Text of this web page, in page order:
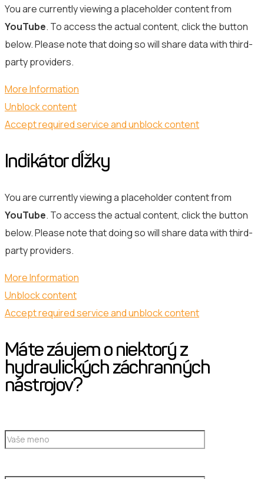
You are currently viewing a placeholder content from
YouTube. To access the actual content, click the button
below. Please note that doing so will share data with third-
party providers.
More Information
Unblock content
Accept required service and unblock content
Indikátor dĺžky
You are currently viewing a placeholder content from
YouTube. To access the actual content, click the button
below. Please note that doing so will share data with third-
party providers.
More Information
Unblock content
Accept required service and unblock content
Máte záujem o niektorý z
hydraulických záchranných
nástrojov?